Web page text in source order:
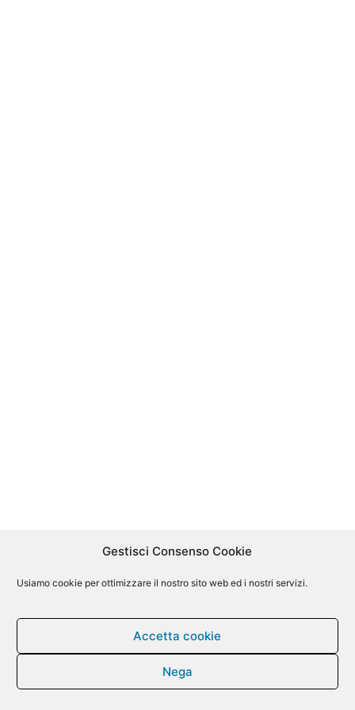
Gestisci Consenso Cookie
Usiamo cookie per ottimizzare il nostro sito web ed i nostri servizi.
Accetta cookie
Nega